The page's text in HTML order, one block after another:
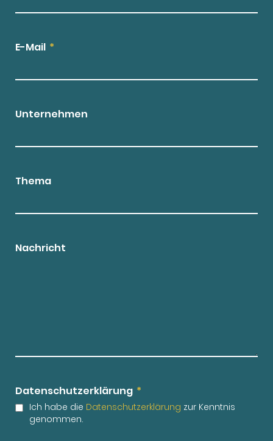
E-Mail
Unternehmen
Thema
Nachricht
Datenschutzerklärung
Ich habe die Datenschutzerklärung zur Kenntnis
genommen.